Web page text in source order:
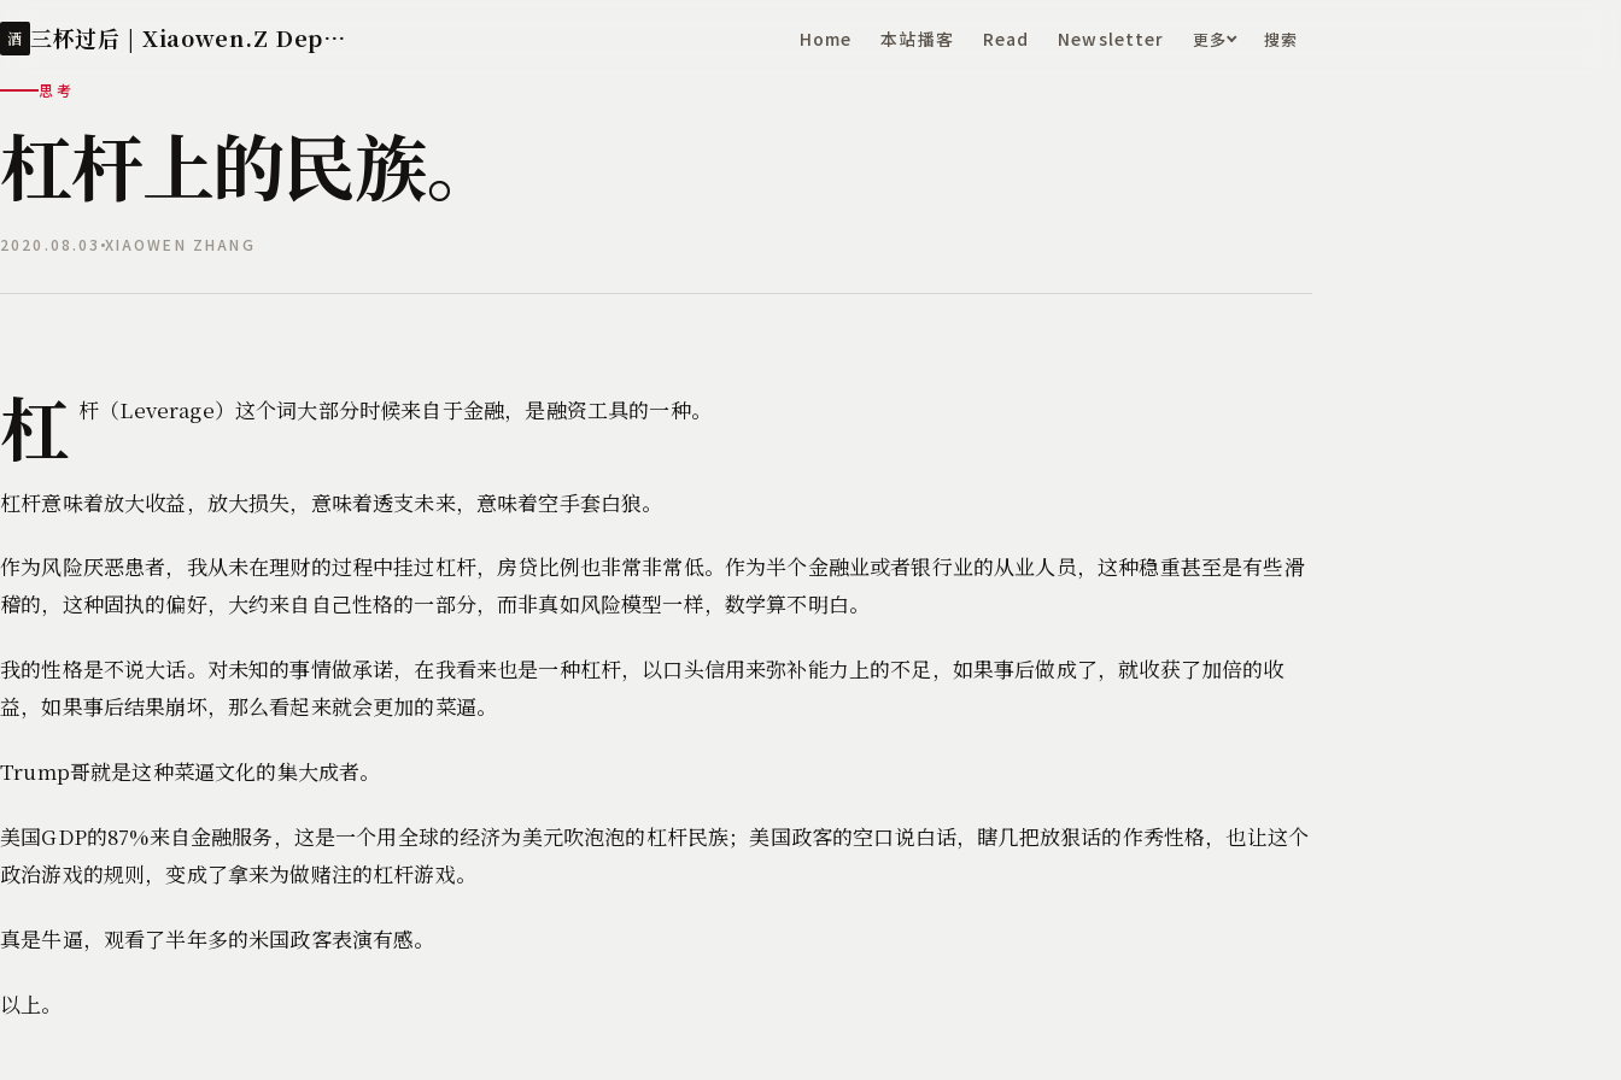
酒 三杯过后 | Xiaowen.Z Deployed Home 本站播客 Read Newsletter 更多 搜索
思考
杠杆上的民族。
2020.08.03 XIAOWEN ZHANG
杠 杆（Leverage）这个词大部分时候来自于金融，是融资工具的一种。
杠杆意味着放大收益，放大损失，意味着透支未来，意味着空手套白狼。
作为风险厌恶患者，我从未在理财的过程中挂过杠杆，房贷比例也非常非常低。作为半个金融业或者银行业的从业人员，这种稳重甚至是有些滑
稽的，这种固执的偏好，大约来自自己性格的一部分，而非真如风险模型一样，数学算不明白。
我的性格是不说大话。对未知的事情做承诺，在我看来也是一种杠杆，以口头信用来弥补能力上的不足，如果事后做成了，就收获了加倍的收
益，如果事后结果崩坏，那么看起来就会更加的菜逼。
Trump哥就是这种菜逼文化的集大成者。
美国GDP的87%来自金融服务，这是一个用全球的经济为美元吹泡泡的杠杆民族；美国政客的空口说白话，瞎几把放狠话的作秀性格，也让这个
政治游戏的规则，变成了拿来为做赌注的杠杆游戏。
真是牛逼，观看了半年多的米国政客表演有感。
以上。